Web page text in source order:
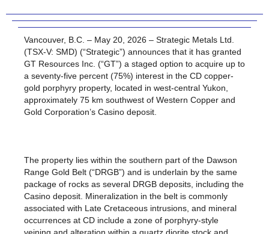
Vancouver, B.C. – May 20, 2026 – Strategic Metals Ltd.
(TSX-V: SMD) (“Strategic”) announces that it has granted
GT Resources Inc. (“GT”) a staged option to acquire up to
a seventy-five percent (75%) interest in the CD copper-
gold porphyry property, located in west-central Yukon,
approximately 75 km southwest of Western Copper and
Gold Corporation’s Casino deposit.
The property lies within the southern part of the Dawson
Range Gold Belt (“DRGB”) and is underlain by the same
package of rocks as several DRGB deposits, including the
Casino deposit. Mineralization in the belt is commonly
associated with Late Cretaceous intrusions, and mineral
occurrences at CD include a zone of porphyry-style